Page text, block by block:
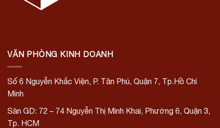
VĂN PHÒNG KINH DOANH
Số 6 Nguyễn Khắc Viện, P. Tân Phú, Quận 7, Tp.Hồ Chí
Minh
Sàn GD: 72 – 74 Nguyễn Thị Minh Khai, Phường 6, Quận 3,
Tp. HCM